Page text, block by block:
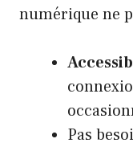
numérique ne
Pas